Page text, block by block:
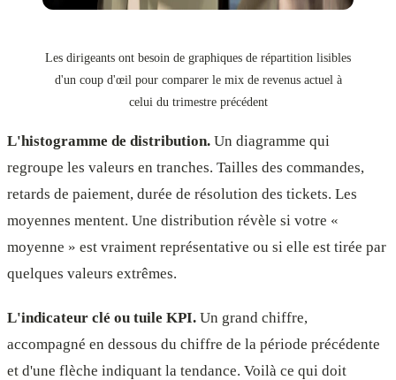
Les dirigeants ont besoin de graphiques de répartition lisibles
d'un coup d'œil pour comparer le mix de revenus actuel à
celui du trimestre précédent
L'histogramme de distribution. Un diagramme qui
regroupe les valeurs en tranches. Tailles des commandes,
retards de paiement, durée de résolution des tickets. Les
moyennes mentent. Une distribution révèle si votre «
moyenne » est vraiment représentative ou si elle est tirée par
quelques valeurs extrêmes.
L'indicateur clé ou tuile KPI. Un grand chiffre,
accompagné en dessous du chiffre de la période précédente
et d'une flèche indiquant la tendance. Voilà ce qui doit